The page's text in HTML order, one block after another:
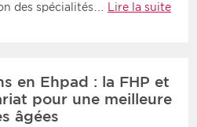
des spécialités…
Lire la suite
en Ehpad : la FHP et
pour une meilleure
âgées